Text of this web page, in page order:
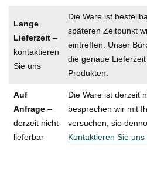
Lange
Lieferzeit–
kontaktieren
Sie uns
Die Ware ist
späteren Zeitpunkt
eintreffen. Unser
die genaue
Produkten.
Auf
Anfrage–
derzeit nicht
lieferbar
Die Ware ist derzeit
besprechen wir mit
versuchen, sie
Kontaktieren Sie